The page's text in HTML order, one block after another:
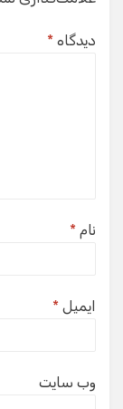
دیدگاه *
نام *
ایمیل *
وب‌ سایت